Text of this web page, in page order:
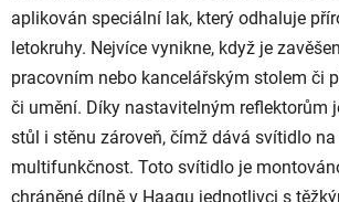
aplikován speciální lak, který odhaluje
letokruhy. Nejvíce vynikne, když je
pracovním nebo kancelářským stolem či
či umění. Díky nastavitelným reflektorům
stůl i stěnu zároveň, čímž dává svítidlo
multifunkčnost. Toto svítidlo je
chráněné dílně v Haagu jednotlivci s